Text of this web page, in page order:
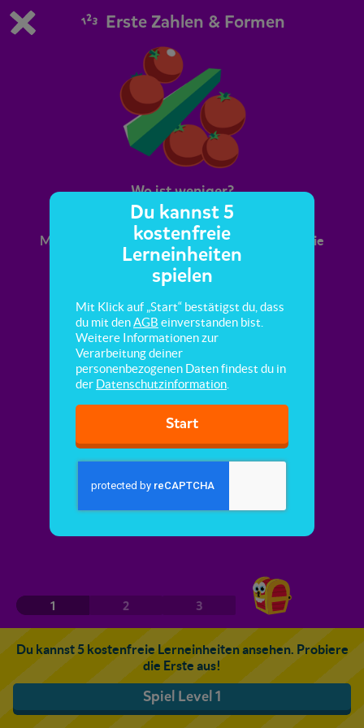
Du spielst die kostenfreie Testversion von scoyo.
Jetzt bestellen
0 1
Erste Zahlen & Formen
Wo ist weniger?
Mehr oder weniger? Hier lernst du mehr über die
Menge.
1 2 3
Du kannst 5 kostenfreie Lerneinheiten ansehen. Probiere
die Erste aus!
Spiel Level 1
Du kannst 5
kostenfreie
Lerneinheiten
spielen
Mit Klick auf „Start“ bestätigst du, dass
du mit denAGB einverstanden bist.
Weitere Informationen zur
Verarbeitung deiner
personenbezogenen Daten findest du in
der Datenschutzinformation
Start